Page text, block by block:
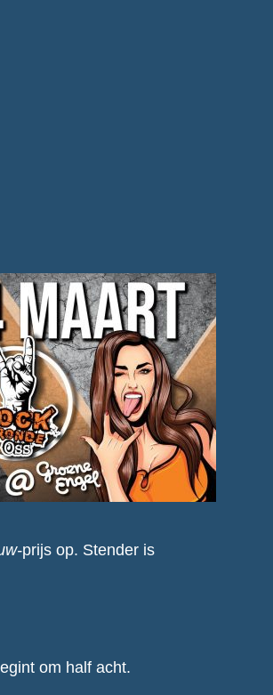
prijs op. Stender is
om half acht.